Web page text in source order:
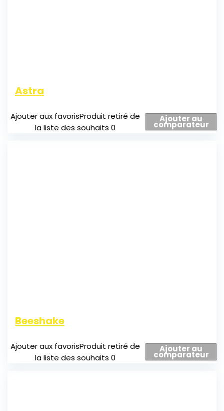
Astra
Ajouter aux favorisProduit retiré de
la liste des souhaits 0
Ajouter au
comparateur
Beeshake
Ajouter aux favorisProduit retiré de
la liste des souhaits 0
Ajouter au
comparateur